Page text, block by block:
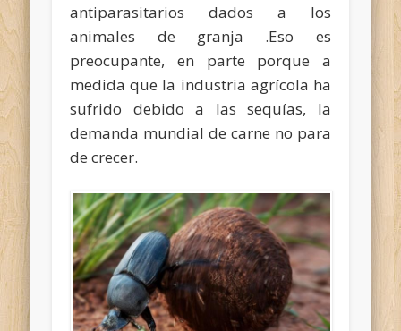
antiparasitarios dados a los
animales de granja .Eso es
preocupante, en parte porque a
medida que la industria agrícola ha
sufrido debido a las sequías, la
demanda mundial de carne no para
de crecer.